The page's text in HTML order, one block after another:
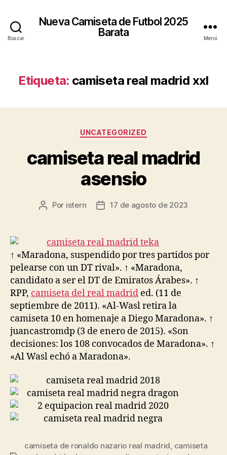
Buscar
Nueva Camiseta de Futbol 2025
Barata
Menú
Etiqueta: camiseta real madrid xxl
Categorías
UNCATEGORIZED
camiseta real madrid
asensio
Autor
entrada
Por istern
Fecha
entrada
17 de agosto de 2023
↑ «Maradona, suspendido por tres partidos por
pelearse con un DT rival». ↑ «Maradona,
candidato a ser el DT de Emiratos Árabes». ↑
RPP, camiseta del real madrid ed. (11 de
septiembre de 2011). «Al-Wasl retira la
camiseta 10 en homenaje a Diego Maradona». ↑
juancastromdp (3 de enero de 2015). «Son
decisiones: los 108 convocados de Maradona». ↑
«Al Wasl echó a Maradona».
camiseta de ronaldo nazario real madrid, camiseta